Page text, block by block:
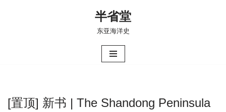
半省堂
东亚海洋史
[置顶] 新书 | The Shandong Peninsula